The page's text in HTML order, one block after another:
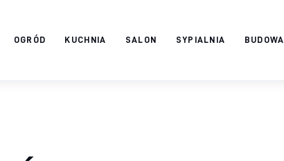
OGRÓD KUCHNIA SALON SYPIALNIA BUDOWA